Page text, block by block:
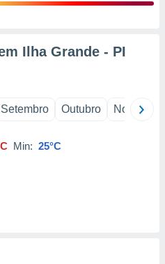
Ilha Grande - PI
Setembro Outubro Novembro
Min: 25°C